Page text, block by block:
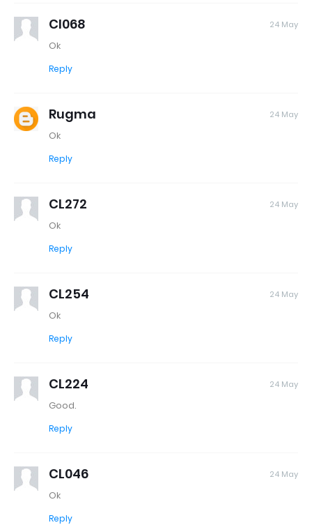
Cl068 24 May
Ok
Reply
Rugma 24 May
Ok
Reply
CL272 24 May
Ok
Reply
CL254 24 May
Ok
Reply
CL224 24 May
Good.
Reply
CL046 24 May
Ok
Reply